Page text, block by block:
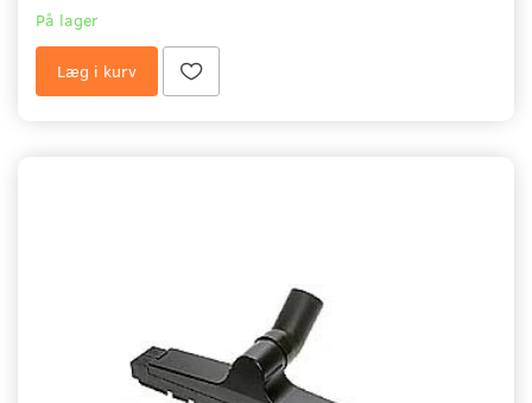
På lager
Læg i kurv